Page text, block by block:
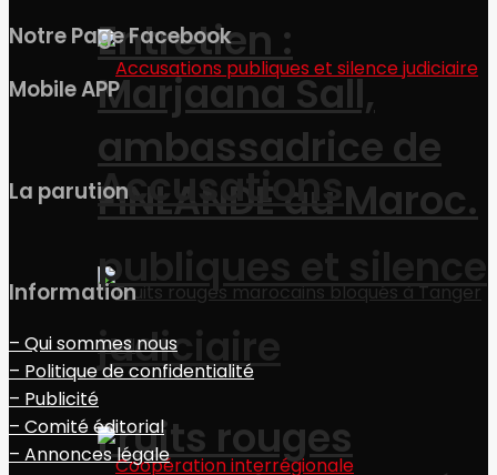
Entretien :
Marjaana Sall,
ambassadrice de
FINLANDE au Maroc.
Fruits rouges
Accusations
publiques et silence
judiciaire
Notre Page Facebook
Mobile APP
La parution
Information
– Qui sommes nous
– Politique de confidentialité
– Publicité
– Comité éditorial
– Annonces légale